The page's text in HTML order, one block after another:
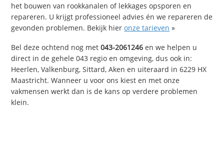
het bouwen van rookkanalen of lekkages opsporen en
repareren. U krijgt professioneel advies én we repareren de
gevonden problemen. Bekijk hieronze tarieven »
Bel deze ochtend nog met043-2061246 en we helpen u
direct in de gehele 043 regio en omgeving, dus ook in:
Heerlen, Valkenburg, Sittard, Aken en uiteraard in 6229 HX
Maastricht. Wanneer u voor ons kiest en met onze
vakmensen werkt dan is de kans op verdere problemen
klein.